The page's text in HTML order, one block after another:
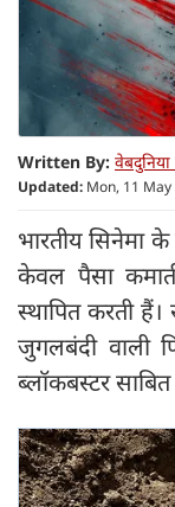
Written By:
Updated: Mon, 11
भारतीय सिनेमा
केवल पैसा
स्थापित करती
जुगलबंदी वाली
ब्लॉकबस्टर